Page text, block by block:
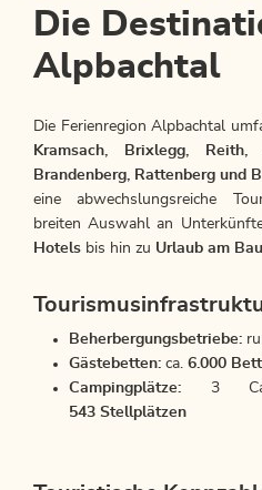
Die
Alpbachtal
Die Ferienregion Alpbachtal
Kramsach, Brixlegg, Reith,
Brandenberg, Rattenberg und
eine abwechslungsreiche
breiten Auswahl an
Hotels bis hin zu Urlaub am
Beherbergungsbetriebe:
Gästebetten: ca. 6.000
Campingplätze: 3
543 Stellplätzen